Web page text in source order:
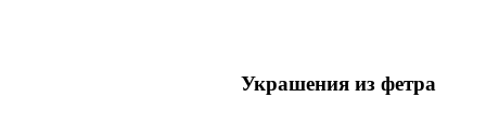
Украшения из фетра